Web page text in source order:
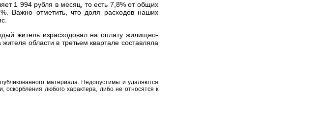
1 994 рубля в месяц, то есть 7,8% от общих
Важно отметить, что доля расходов наших
житель израсходовал на оплату жилищно-
области в третьем квартале составляла
материала. Недопустимы и удаляются
любого характера, либо не относятся к